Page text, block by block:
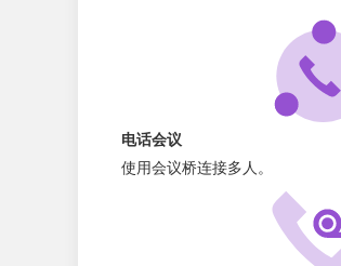
电话会议
使用会议桥连接多人。